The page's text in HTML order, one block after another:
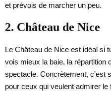
et prévois de marcher un peu.
2. Château de Nice
Le Château de Nice est idéal si
vois mieux la baie, la répartition
spectacle. Concrètement, c’est
pour ceux qui veulent admirer le